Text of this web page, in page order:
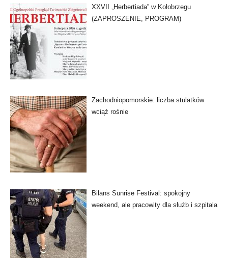
XXVII „Herbertiada” w Kołobrzegu
(ZAPROSZENIE, PROGRAM)
Zachodniopomorskie: liczba stulatków
wciąż rośnie
Bilans Sunrise Festival: spokojny
weekend, ale pracowity dla służb i szpitala